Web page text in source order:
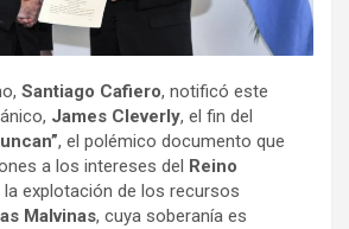
Santiago Cafiero, notificó este
James Cleverly, el fin del
, el polémico documento que
a los intereses del
Reino
explotación de los recursos
Malvinas, cuya soberanía es